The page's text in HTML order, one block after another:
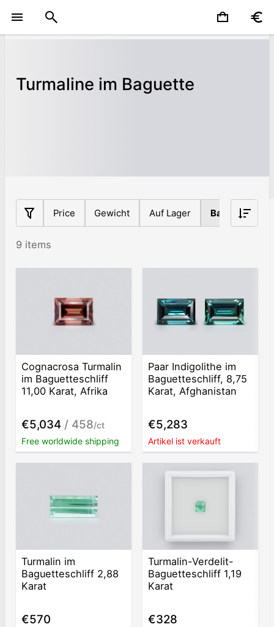
Turmaline im Baguette
Price Gewicht Auf Lager Baguette
9 items
Cognacrosa Turmalin
im Baguetteschliff
11,00 Karat, Afrika
€5,034 / 458/ct
Free worldwide shipping
Paar Indigolithe im
Baguetteschliff, 8,75
Karat, Afghanistan
€5,283
Artikel ist verkauft
Turmalin im
Baguetteschliff 2,88
Karat
€570
Turmalin-Verdelit-
Baguetteschliff 1,19
Karat
€328